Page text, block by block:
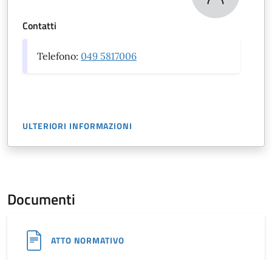
Contatti
Telefono: 049 5817006
ULTERIORI INFORMAZIONI
Documenti
ATTO NORMATIVO